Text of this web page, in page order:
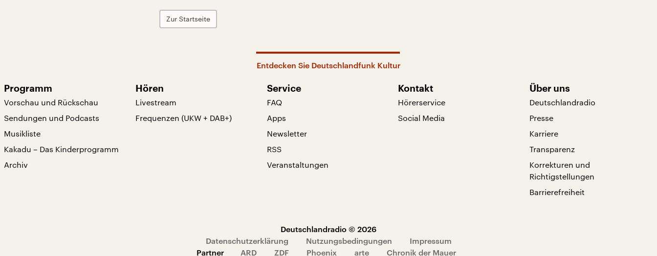
Zur Startseite
Entdecken Sie Deutschlandfunk Kultur
Programm
Vorschau und Rückschau
Sendungen und Podcasts
Musikliste
Kakadu – Das Kinderprogramm
Archiv
Hören
Livestream
Frequenzen (UKW + DAB+)
Service
FAQ
Apps
Newsletter
RSS
Veranstaltungen
Kontakt
Hörerservice
Social Media
Über uns
Deutschlandradio
Presse
Karriere
Transparenz
Korrekturen und
Richtigstellungen
Barrierefreiheit
Deutschlandradio © 2026
Datenschutzerklärung
Nutzungsbedingungen
Impressum
Partner
ARD ZDF Phoenix arte Chronik der Mauer